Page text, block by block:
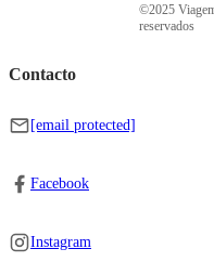
©2025
reservados
Contacto
[email protected]
Facebook
Instagram